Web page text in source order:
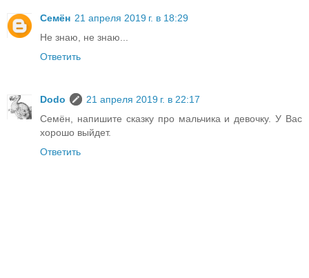
Семён 21 апреля 2019 г. в 18:29
Не знаю, не знаю...
Ответить
Dodo
21 апреля 2019 г. в 22:17
Семён, напишите сказку про мальчика и девочку. У Вас
хорошо выйдет.
Ответить